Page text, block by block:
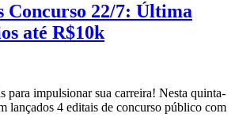
Concurso 22/7: Última
até R$10k
para impulsionar sua carreira! Nesta quinta-
lançados 4 editais de concurso público com